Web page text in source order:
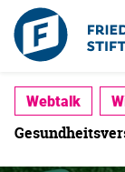
Webtalk